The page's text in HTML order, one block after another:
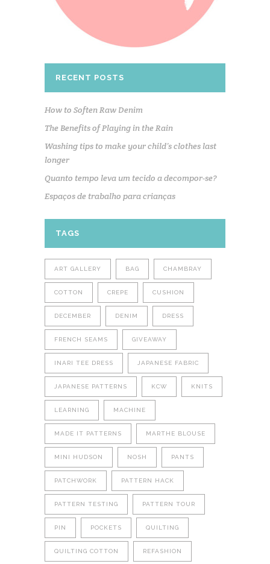
RECENT POSTS
How to Soften Raw Denim
The Benefits of Playing in the Rain
Washing tips to make your child’s clothes last
longer
Quanto tempo leva um tecido a decompor-se?
Espaços de trabalho para crianças
TAGS
ART GALLERY BAG CHAMBRAY
COTTON CREPE CUSHION
DECEMBER DENIM DRESS
FRENCH SEAMS GIVEAWAY
INARI TEE DRESS JAPANESE FABRIC
JAPANESE PATTERNS KCW KNITS
LEARNING MACHINE
MADE IT PATTERNS MARTHE BLOUSE
MINI HUDSON NOSH PANTS
PATCHWORK PATTERN HACK
PATTERN TESTING PATTERN TOUR
PIN POCKETS QUILTING
QUILTING COTTON REFASHION